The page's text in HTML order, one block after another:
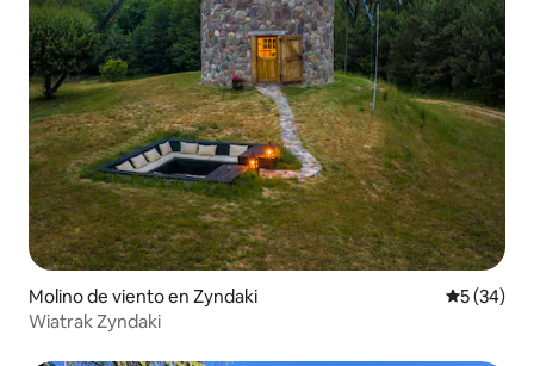
Molino de viento en Zyndaki
5 (34)
Wiatrak Zyndaki